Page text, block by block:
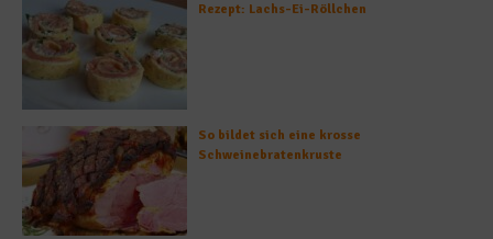
Rezept: Lachs-Ei-Röllchen
So bildet sich eine krosse
Schweinebratenkruste